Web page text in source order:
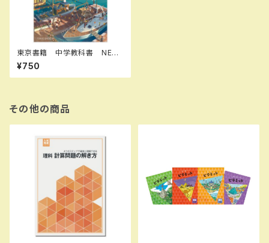
東京書籍 中学教科書 NEW
HORIZON English Course 2
［教番：英語801］ 新品 IS
BN：9784487123926 ISB
¥750
その他の商品